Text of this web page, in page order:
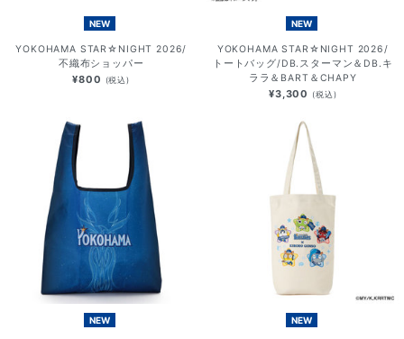
NEW
YOKOHAMA STAR☆NIGHT 2026/
不織布ショッパー
¥800 (税込)
NEW
YOKOHAMA STAR☆NIGHT 2026/
トートバッグ/DB.スターマン＆DB.キ
ララ＆BART＆CHAPY
¥3,300 (税込)
NEW NEW